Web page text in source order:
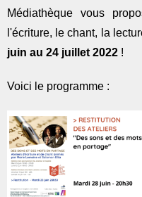
Médiathèque vous
l'écriture, le chant, la
juin au 24 juillet 2022 !
Voici le programme :